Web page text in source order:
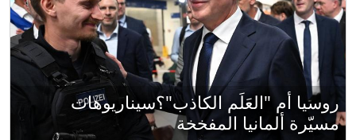
روسيا أم "العَلَم الكاذب"؟سيناريوهات
مسيّرة ألمانيا المفخخة